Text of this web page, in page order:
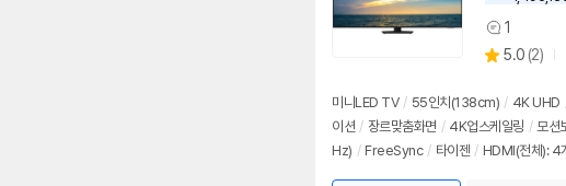
상
품
견
1
별
5.0 (상
리
뷰
2)
미니LED TV / 55인치(138cm) / 4K UHD
이션 / 장르맞춤화면 / 4K업스케일링 / 모션
Hz) / FreeSync / 타이젠 / HDMI(전체): 4